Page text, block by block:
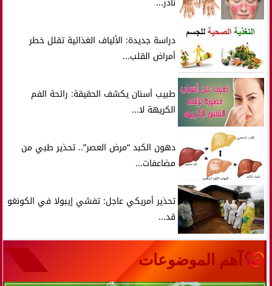
دراسة جديدة: الألياف الغذائية تقلل خطر
أمراض القلب...
طبيب أسنان يكشف الحقيقة: رائحة الفم
الكريهة لا...
دهون الكبد “مرض العصر”.. تحذير طبي من
مضاعفات...
تحذير أمريكي عاجل: تفشي إيبولا في الكونغو
قد...
آهم الموضوعات